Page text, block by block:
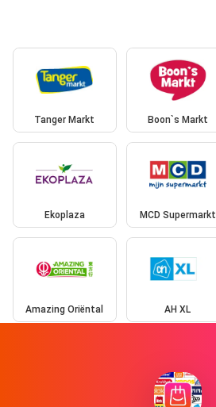
Tanger Markt Boon`s Markt
Ekoplaza MCD Supermarkt
Amazing Oriëntal AH XL